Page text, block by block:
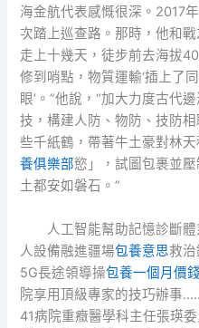
海金航代表感慨很深。2017
次踏上巡查路。那時，他和
走上十幾天，徒步前去海拔
修到哨點，物質運輸‘插上了
眼’。”他說，“加大力度古代
技，構建人防、物防、技防
些千紙鶴，帶著牛土豪對林
養俱樂部慾」，試圖包裹並
土都安如磐石。”
人工智能幫助記憶診斷
人設備融進疆場包養意思救
5G長途領導操包養一個月價
院享用頂級專家的技巧辦事
41病院重癥醫學科主任張瑛